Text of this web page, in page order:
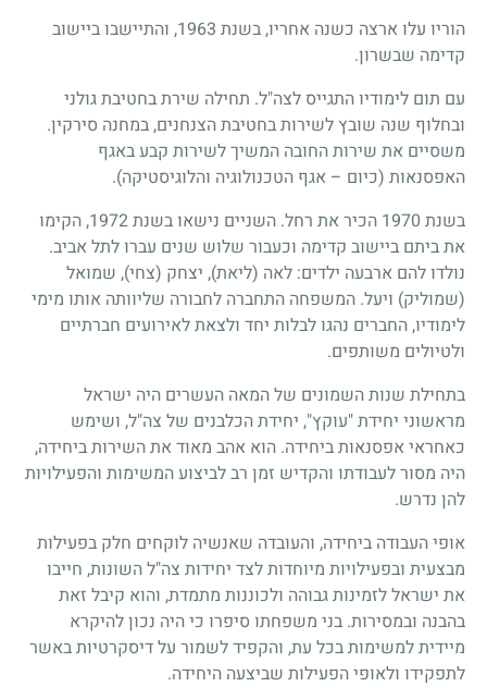
הוריו עלו ארצה כשנה אחריו, בשנת 1963, והתיישבו ביישוב
קדימה שבשרון.
עם תום לימודיו התגייס לצה"ל. תחילה שירת בחטיבת גולני
ובחלוף שנה שובץ לשירות בחטיבת הצנחנים, במחנה סירקין.
משסיים את שירות החובה המשיך לשירות קבע באגף
האפסנאות (כיום – אגף הטכנולוגיה והלוגיסטיקה).
בשנת 1970 הכיר את רחל. השניים נישאו בשנת 1972, הקימו
את ביתם ביישוב קדימה וכעבור שלוש שנים עברו לתל אביב.
נולדו להם ארבעה ילדים: לאה (ליאת), יצחק (צחי), שמואל
(שמוליק) ויעל. המשפחה התחברה לחבורה שליוותה אותו מימי
לימודיו, החברים נהגו לבלות יחד ולצאת לאירועים חברתיים
ולטיולים משותפים.
בתחילת שנות השמונים של המאה העשרים היה ישראל
מראשוני יחידת "עוקץ", יחידת הכלבנים של צה"ל, ושימש
כאחראי אפסנאות ביחידה. הוא אהב מאוד את השירות ביחידה,
היה מסור לעבודתו והקדיש זמן רב לביצוע המשימות והפעילויות
להן נדרש.
אופי העבודה ביחידה, והעובדה שאנשיה לוקחים חלק בפעילות
מבצעית ובפעילויות מיוחדות לצד יחידות צה"ל השונות, חייבו
את ישראל לזמינות גבוהה ולכוננות מתמדת, והוא קיבל זאת
בהבנה ובמסירות. בני משפחתו סיפרו כי היה נכון להיקרא
מיידית למשימות בכל עת, והקפיד לשמור על דיסקרטיות באשר
לתפקידו ולאופי הפעילות שביצעה היחידה.